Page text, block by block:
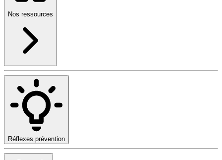
Nos ressources
Réflexes prévention